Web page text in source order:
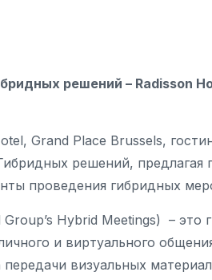
решений – Radisson
Grand Place Brussels,
решений, предлагая
проведения гибридных
Hybrid Meetings) – это
и виртуального
визуальных